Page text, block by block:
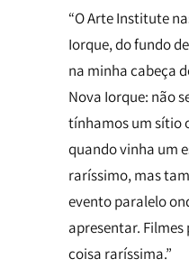
“O Arte Institute
Iorque, do fundo
na minha cabeça
Nova Iorque: não
tínhamos um sítio
quando vinha um
raríssimo, mas
evento paralelo
apresentar.
coisa raríssima.”